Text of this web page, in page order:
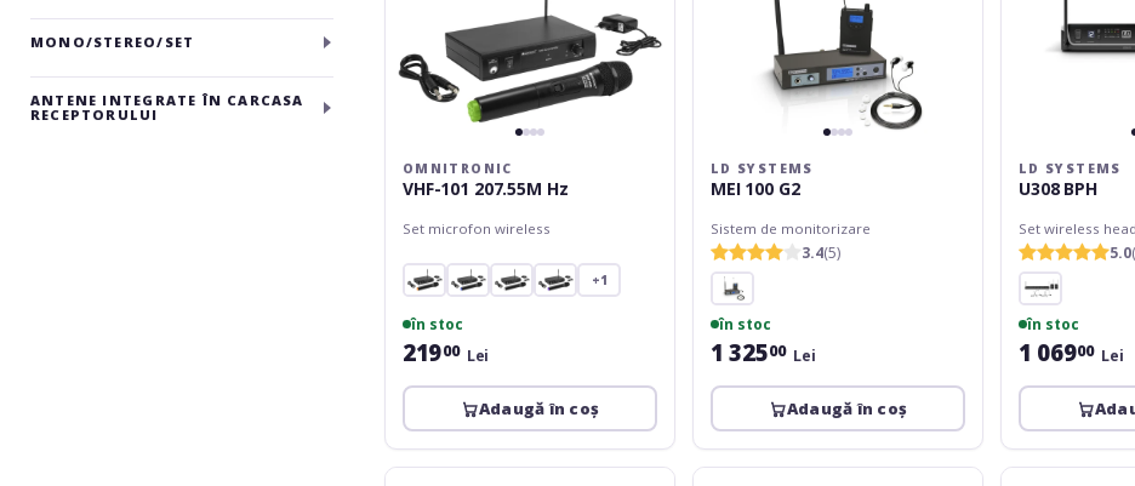
MONO/STEREO/SET
ANTENE INTEGRATE ÎN CARCASA
RECEPTORULUI
OMNITRONIC
VHF-101 207.55M Hz
Set microfon wireless
+1
în stoc
21900 Lei
Adaugă în coș
LD SYSTEMS
MEI 100 G2
Sistem de monitorizare
3.4(5)
în stoc
1 32500 Lei
Adaugă în coș
LD SYSTEMS
U308 BPH
Set wireless
5.0
în stoc
1 06900 Lei
XVive
Rode
XVive